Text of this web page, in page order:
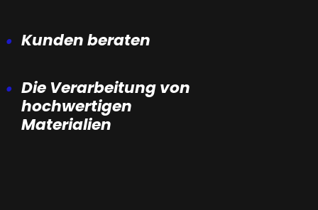
Kunden beraten
Die Verarbeitung von
hochwertigen
Materialien